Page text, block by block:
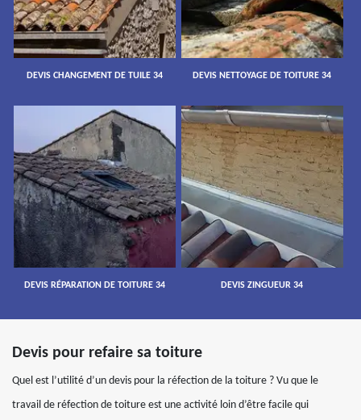
DEVIS CHANGEMENT DE TUILE 34 DEVIS NETTOYAGE DE TOITURE 34
DEVIS RÉPARATION DE TOITURE 34 DEVIS ZINGUEUR 34
Devis pour refaire sa toiture
Quel est l’utilité d’un devis pour la réfection de la toiture ? Vu que le
travail de réfection de toiture est une activité loin d’être facile qui